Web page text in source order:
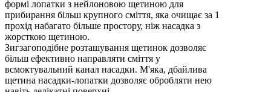
формі лопатки з нейлоновою щетиною для
прибирання більш крупного сміття, яка очищає за 1
прохід набагато більше простору, ніж насадка з
жорсткою щетиною.
Зигзагоподібне розташування щетинок дозволяє
більш ефективно направляти сміття у
всмоктувальний канал насадки. М'яка, дбайлива
щетина насадки-лопатки дозволяє обробляти нею